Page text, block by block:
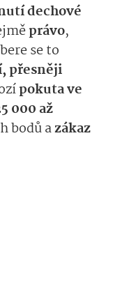
dechové
právo,
se to
přesněji
pokuta ve
000 až
bodů azákaz